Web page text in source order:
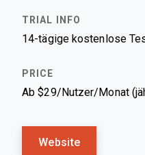
14-tägige kostenlose
Ab $29/Nutzer/Monat
Website